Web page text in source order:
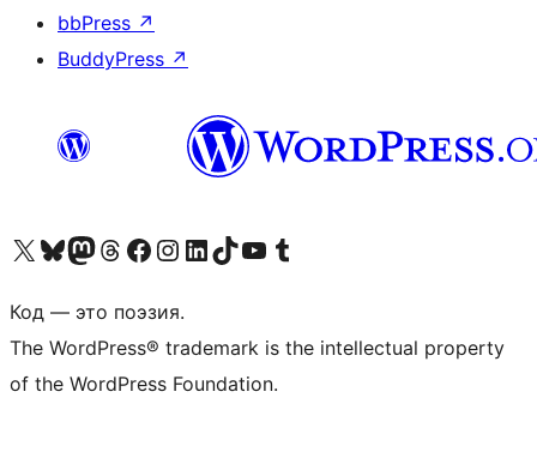
bbPress ↗
BuddyPress ↗
Посетите нас в X (ранее Twitter)
Посетите нашу учётную запись в Bluesky
Посетите нашу ленту в Mastodon
Посетите нашу учётную запись в Threads
Посетите нашу страницу на Facebook
Посетите наш Instagram
Посетите нашу страницу в LinkedIn
Посетите нашу учётную запись в TikTok
Посетите наш канал YouTube
Посетите нашу учётную запись в Tumblr
Код — это поэзия.
The WordPress® trademark is the intellectual property
of the WordPress Foundation.